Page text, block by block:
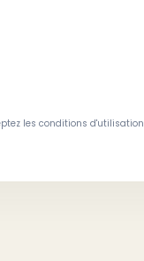
les conditions d'utilisation